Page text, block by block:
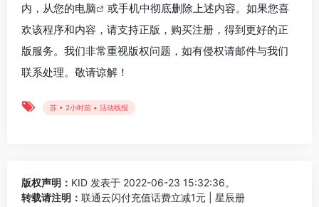
内，从您的电脑
或手机中彻底删除上述内容。如果您喜
欢该程序和内容，请支持正版，购买注册，得到更好的正
版服务。我们非常重视版权问题，如有侵权请邮件与我们
联系处理。敬请谅解！
苏 • 2小时前 • 活动线报
版权声明： KID 发表于 2022-06-23 15:32:36。
转载请注明： 联通云闪付充值话费立减1元 | 星辰册